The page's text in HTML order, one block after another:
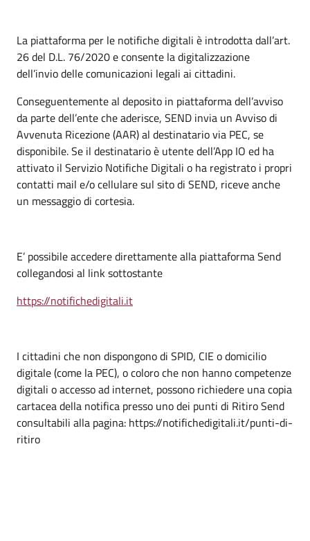
La piattaforma per le notifiche digitali è introdotta dall’art.
26 del D.L. 76/2020 e consente la digitalizzazione
dell’invio delle comunicazioni legali ai cittadini.
Conseguentemente al deposito in piattaforma dell’avviso
da parte dell’ente che aderisce, SEND invia un Avviso di
Avvenuta Ricezione (AAR) al destinatario via PEC, se
disponibile. Se il destinatario è utente dell’App IO ed ha
attivato il Servizio Notifiche Digitali o ha registrato i propri
contatti mail e/o cellulare sul sito di SEND, riceve anche
un messaggio di cortesia.
E’ possibile accedere direttamente alla piattaforma Send
collegandosi al link sottostante
https://notifichedigitali.it
I cittadini che non dispongono di SPID, CIE o domicilio
digitale (come la PEC), o coloro che non hanno competenze
digitali o accesso ad internet, possono richiedere una copia
cartacea della notifica presso uno dei punti di Ritiro Send
consultabili alla pagina: https://notifichedigitali.it/punti-di-
ritiro